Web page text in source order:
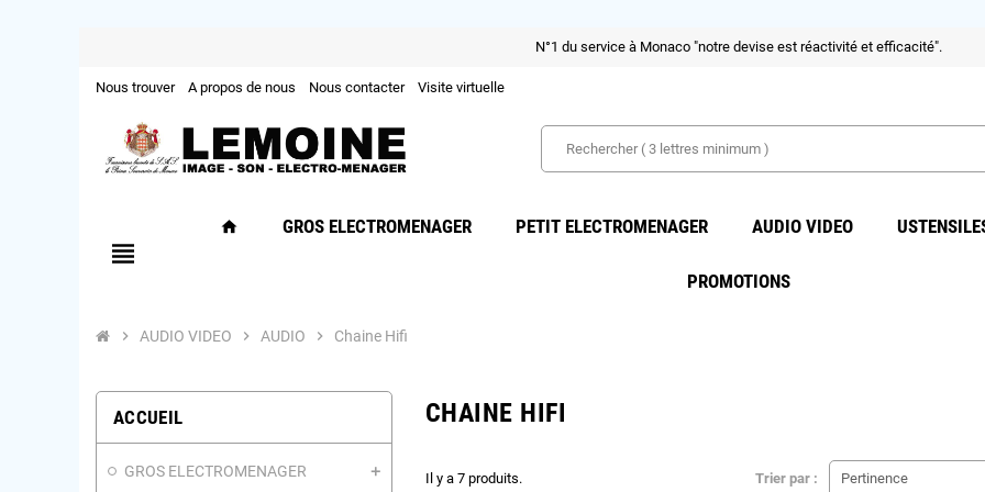
N°1 du service à Monaco "notre devise est réactivité et efficacité".
Nous trouver A propos de nous Nous contacter Visite virtuelle
view_headline
home GROS ELECTROMENAGER PETIT ELECTROMENAGER AUDIO VIDEO
PROMOTIONS
chevron_right AUDIO VIDEO chevron_right AUDIO chevron_right Chaine Hifi
ACCUEIL
GROS ELECTROMENAGER
CHAINE HIFI
Trier par : Pertinence
Il y a 7 produits.